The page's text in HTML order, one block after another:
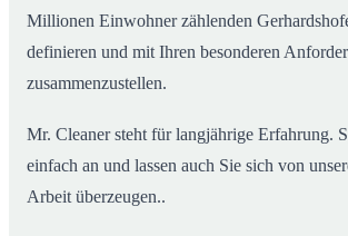
Millionen Einwohner zählenden
definieren und mit Ihren besonderen
zusammenzustellen.
Mr. Cleaner steht für langjährige Erfahrung.
einfach an und lassen auch Sie sich von
Arbeit überzeugen..